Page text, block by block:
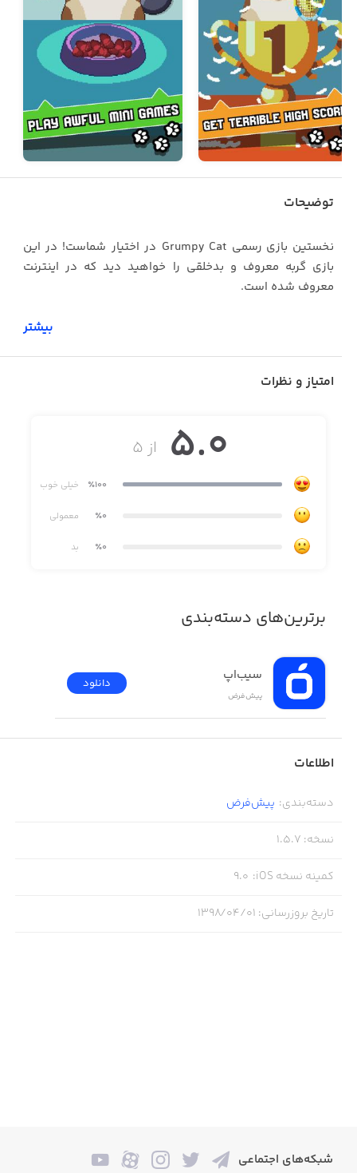
توضیحات
نخستین بازی رسمی Grumpy Cat در اختیار شماست! در این
بازی گربه معروف و بدخلقی را خواهید دید که در اینترنت
معروف شده است.
بیشتر
امتیاز و نظرات
از ۵ 5.0
٪100 خیلی خوب
٪0 معمولی
٪0 بد
برترین‌های دسته‌بندی
سیب‌اپ
پیش‌فرض
دانلود
اطلاعات
دسته‌بندی: پیش‌فرض
نسخه:
1.5.7
کمینه نسخه iOS :
9.0
تاریخ بروزرسانی: ۱۳۹۸/۰۴/۰۱
شبکه‌های اجتماعی